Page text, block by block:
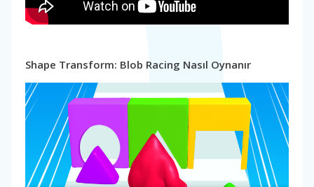
Shape Transform: Blob Racing Nasıl Oynanır